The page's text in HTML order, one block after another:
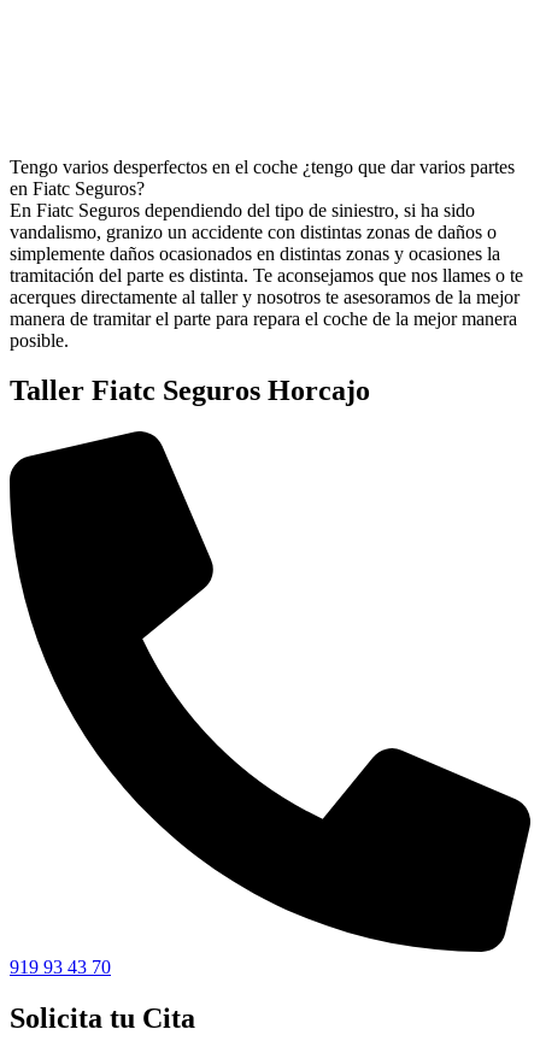
Tengo varios desperfectos en el coche ¿tengo que dar varios partes
en Fiatc Seguros?
En Fiatc Seguros dependiendo del tipo de siniestro, si ha sido
vandalismo, granizo un accidente con distintas zonas de daños o
simplemente daños ocasionados en distintas zonas y ocasiones la
tramitación del parte es distinta. Te aconsejamos que nos llames o te
acerques directamente al taller y nosotros te asesoramos de la mejor
manera de tramitar el parte para repara el coche de la mejor manera
posible.
Taller Fiatc Seguros Horcajo
919 93 43 70
Solicita tu Cita